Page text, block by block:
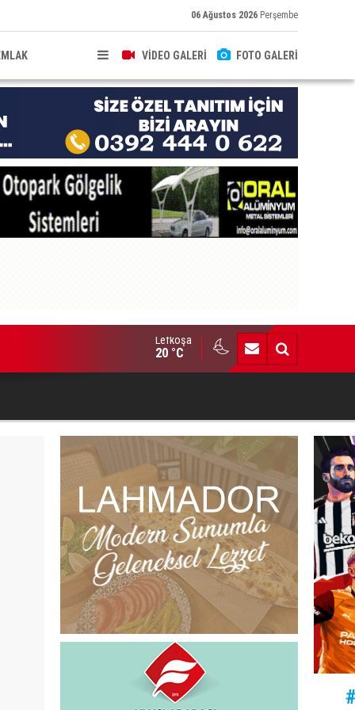
06 Ağustos 2026 Perşembe
VİDEO GALERİ FOTO GALERİ
Hürmüz Boğazı'nın açılması için anlaşma taslağına son hali
Lefkoşa
20 °C